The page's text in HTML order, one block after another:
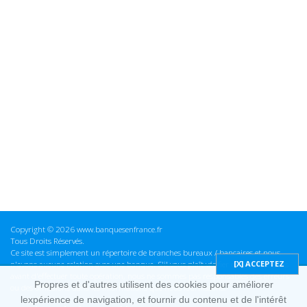
Copyright © 2026 www.banquesenfrance.fr
Tous Droits Réservés.
Ce site est simplement un répertoire de branches bureaux / bancaires et nous
n'avons aucune relation avec une banque. S'il vous plaît vérifier ces informations
avant d'effectuer toute opération, nous ne sommes pas responsables des erreurs
ou des omissions dans les informations que nous fournissons.
Propres et d'autres utilisent des cookies pour améliorer
lexpérience de navigation, et fournir du contenu et de l'intérêt